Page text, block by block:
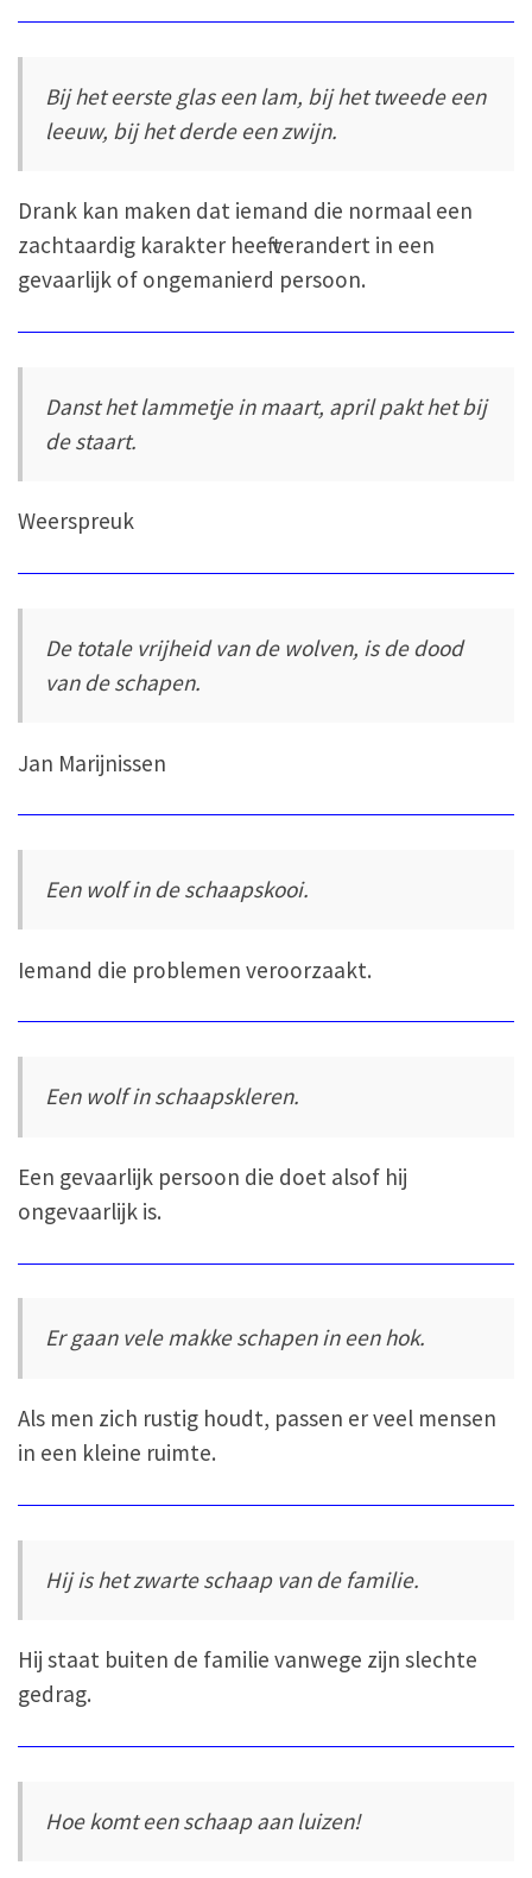
Bij het eerste glas een lam, bij het tweede een
leeuw, bij het derde een zwijn.
Drank kan maken dat iemand die normaal een
zachtaardig karakter heeft verandert in een
gevaarlijk of ongemanierd persoon.
Danst het lammetje in maart, april pakt het bij
de staart.
Weerspreuk
De totale vrijheid van de wolven, is de dood
van de schapen.
Jan Marijnissen
Een wolf in de schaapskooi.
Iemand die problemen veroorzaakt.
Een wolf in schaapskleren.
Een gevaarlijk persoon die doet alsof hij
ongevaarlijk is.
Er gaan vele makke schapen in een hok.
Als men zich rustig houdt, passen er veel mensen
in een kleine ruimte.
Hij is het zwarte schaap van de familie.
Hij staat buiten de familie vanwege zijn slechte
gedrag.
Hoe komt een schaap aan luizen!